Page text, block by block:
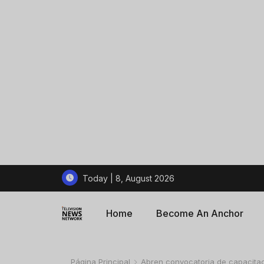
Today | 8, August 2026
Home Become An Anchor
Página Principal
Abren convocatoria de